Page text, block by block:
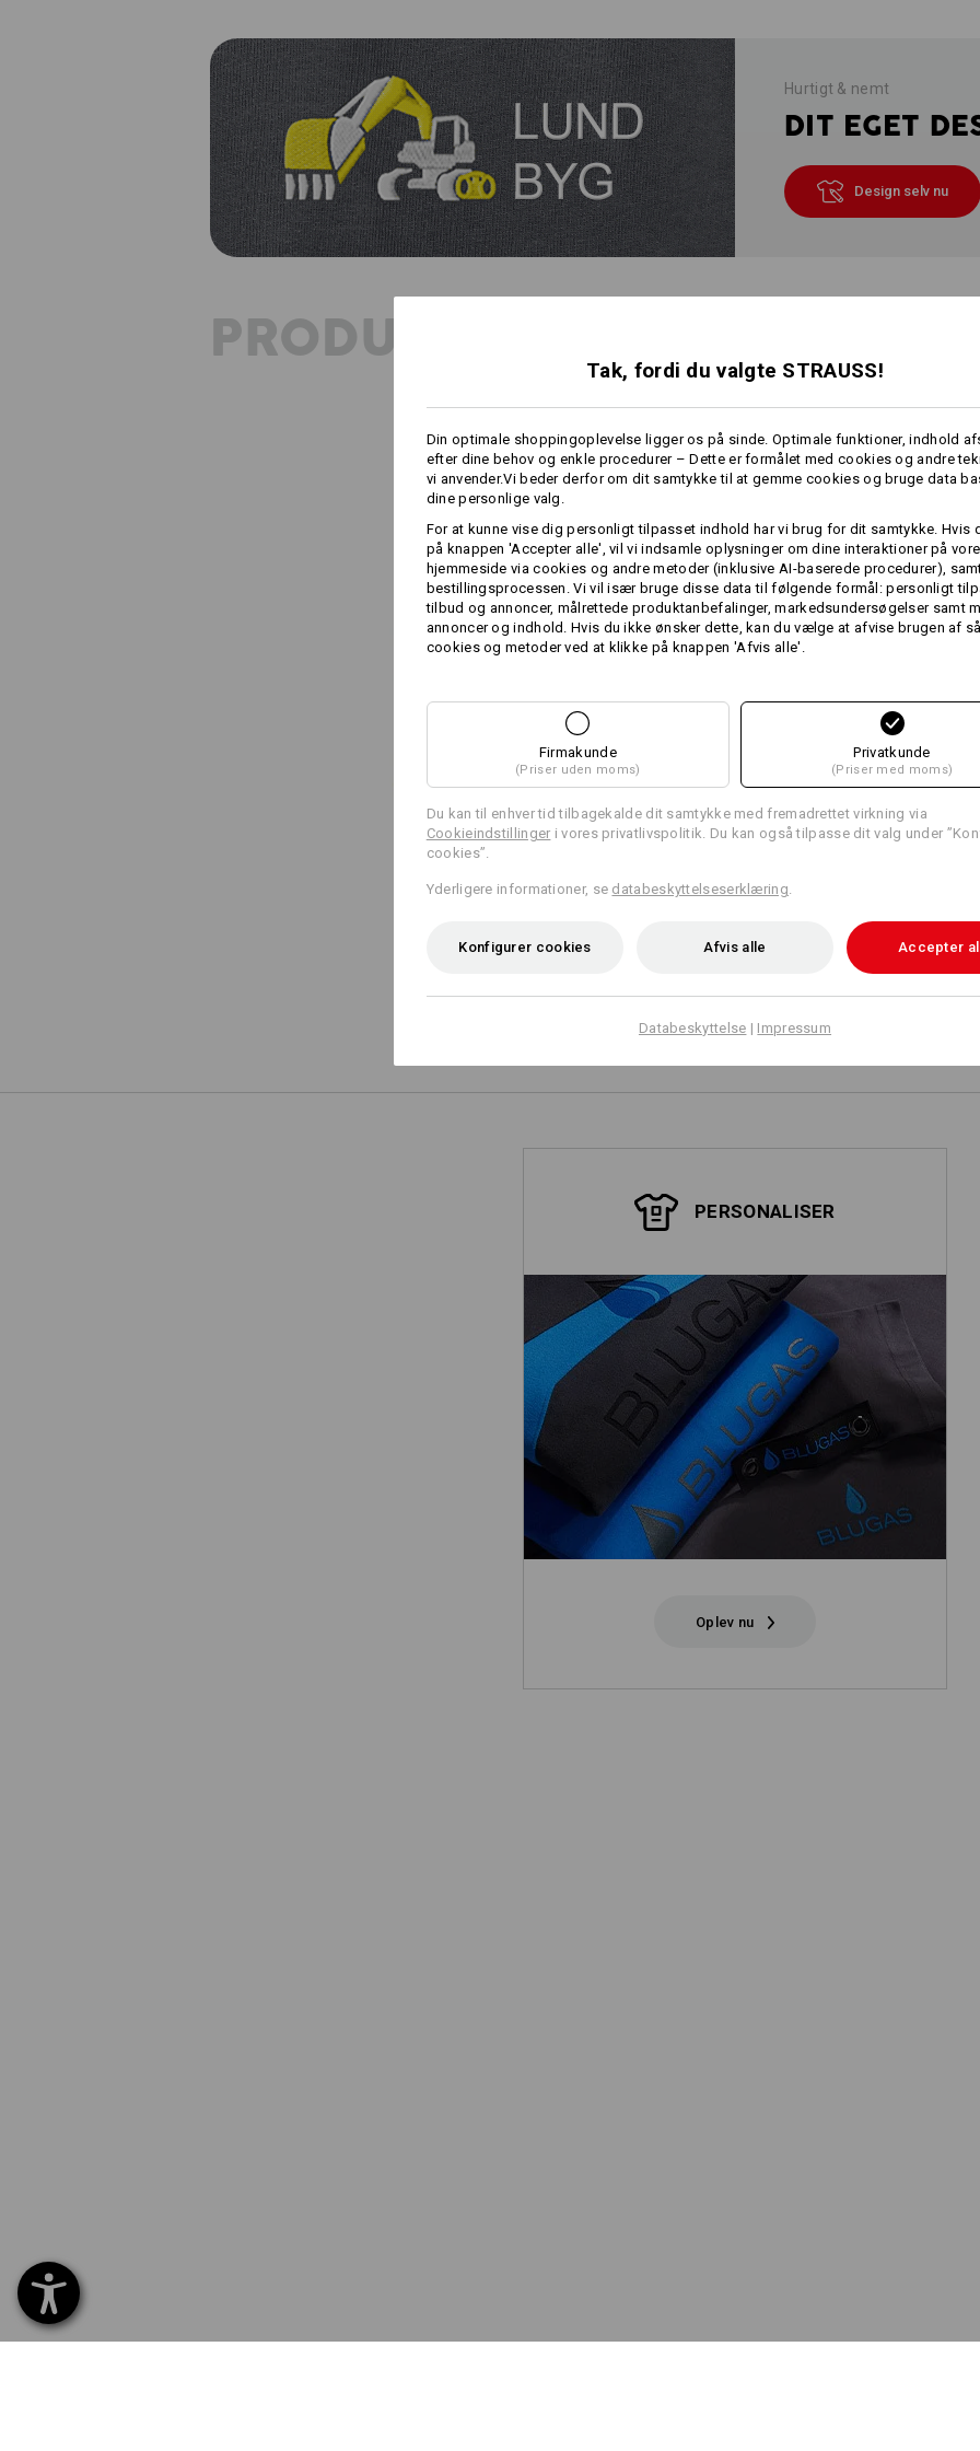
Hurtigt & nemt
DIT EGET
Design selv nu
PRODUKTINFO
Særligtvamsede, bløde,
være materialets vægt har de meget
Forkæl dig selv eller dine kunder
Størrelse: 140 x 70 cm
For at give dem et personligt præg
håndklæderne.
Maskinvask 60 °C
Tørretumbles
Må ikke renses kemisk
Individualisering:
Udform selv
PERSONALISER
Oplev nu
Tak, fordi du valgte STRAUSS!
Din optimale shoppingoplevelse ligger os på sinde. Optimale funktioner, indhold
efter dine behov og enkle procedurer – Dette er formålet med cookies og andre
vi anvender.Vi beder derfor om dit samtykke til at gemme cookies og bruge data
dine personlige valg.
For at kunne vise dig personligt tilpasset indhold har vi brug for dit samtykke. Hvis
på knappen 'Accepter alle', vil vi indsamle oplysninger om dine interaktioner på
hjemmeside via cookies og andre metoder (inklusive AI-baserede procedurer),
bestillingsprocessen. Vi vil især bruge disse data til følgende formål: personligt
tilbud og annoncer, målrettede produktanbefalinger, markedsundersøgelser samt
annoncer og indhold. Hvis du ikke ønsker dette, kan du vælge at afvise brugen af
cookies og metoder ved at klikke på knappen 'Afvis alle'.
Firmakunde
(Priser uden moms)
Privatkunde
(Priser med moms)
Du kan til enhver tid tilbagekalde dit samtykke med fremadrettet virkning via
Cookieindstillinger i vores privatlivspolitik. Du kan også tilpasse dit valg under
cookies”.
Yderligere informationer, se databeskyttelseserklæring
Konfigurer cookies Afvis alle Accepter
Databeskyttelse | Impressum